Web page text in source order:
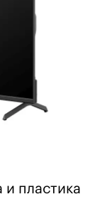
и пластика